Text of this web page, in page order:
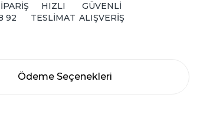
92
HIZLI
TESLİMAT
GÜVENLİ
ALIŞVERİŞ
Ödeme Seçenekleri